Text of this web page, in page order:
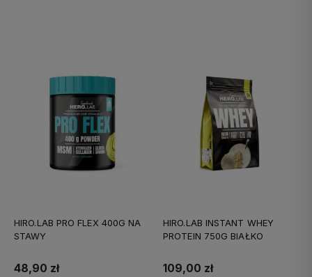
HIRO.LAB PRO FLEX 400G NA
STAWY
48,90 zł
HIRO.LAB INSTANT WHEY
PROTEIN 750G BIAŁKO
109,00 zł